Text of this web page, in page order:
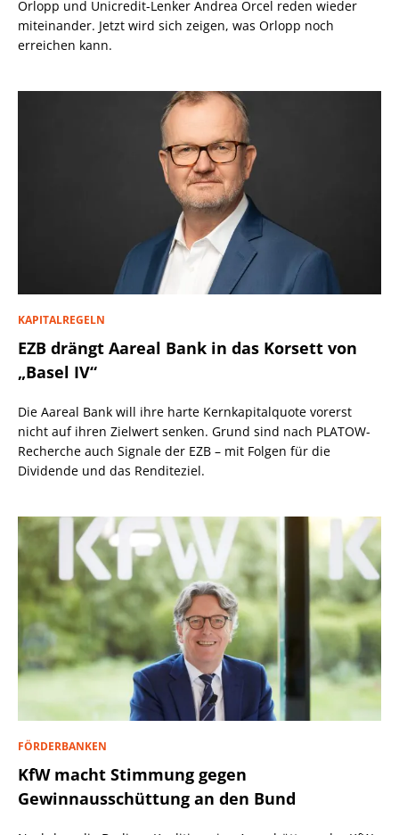
Orlopp und Unicredit-Lenker Andrea Orcel reden wieder
miteinander. Jetzt wird sich zeigen, was Orlopp noch
erreichen kann.
KAPITALREGELN
EZB drängt Aareal Bank in das Korsett von
„Basel IV“
Die Aareal Bank will ihre harte Kernkapitalquote vorerst
nicht auf ihren Zielwert senken. Grund sind nach PLATOW-
Recherche auch Signale der EZB – mit Folgen für die
Dividende und das Renditeziel.
FÖRDERBANKEN
KfW macht Stimmung gegen
Gewinnausschüttung an den Bund